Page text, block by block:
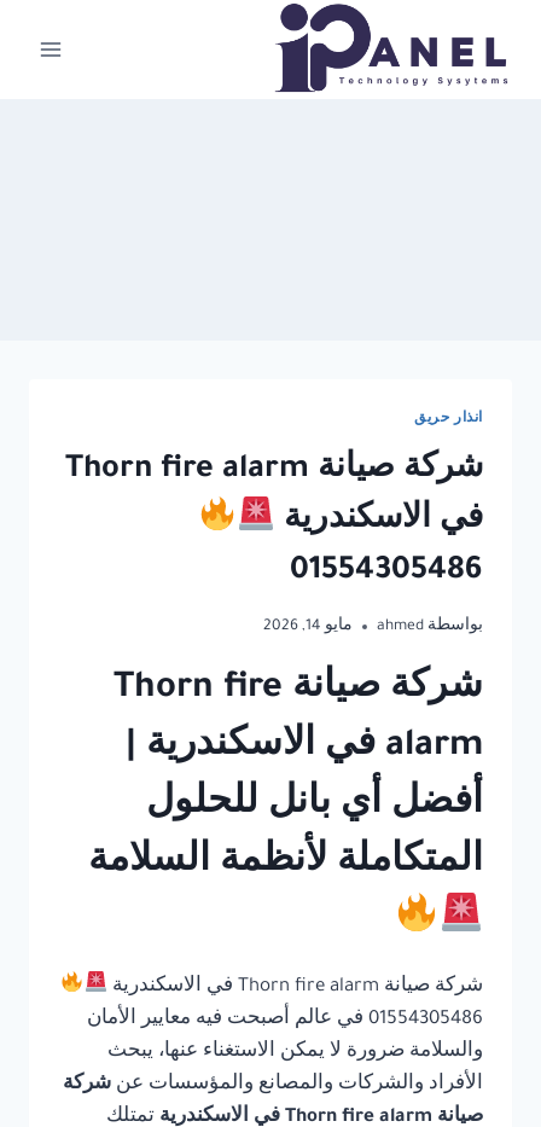
المحتوى
انذار حريق
شركة صيانة Thorn fire alarm
في الاسكندرية
01554305486
بواسطة ahmed مايو 14, 2026
شركة صيانة Thorn fire
alarm في الاسكندرية |
أفضل أي بانل للحلول
المتكاملة لأنظمة السلامة
شركة صيانة Thorn fire alarm في الاسكندرية
01554305486 في عالم أصبحت فيه معايير الأمان
والسلامة ضرورة لا يمكن الاستغناء عنها، يبحث
الأفراد والشركات والمصانع والمؤسسات عن شركة
صيانة Thorn fire alarm في الاسكندرية
تمتلك